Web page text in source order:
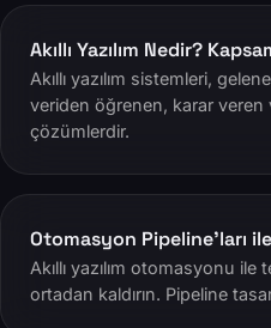
Akıllı Yazılım Nedir?
Akıllı yazılım sistemleri,
veriden öğrenen, karar
çözümlerdir.
Otomasyon Pipeline’ları
Akıllı yazılım otomasyonu
ortadan kaldırın. Pipeline